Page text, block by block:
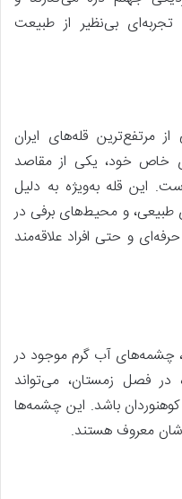
تجربه‌ای بی‌نظیر از طبیعت
مرتفع‌ترین قله‌های ایران
خاص خود، یکی از مقاصد
این قله به‌ویژه به دلیل
و محیط‌های برفی در
و حتی افراد علاقه‌مند
چشمه‌های آب گرم موجود در
در فصل زمستان، می‌تواند
باشد. این چشمه‌ها
معروف هستند.